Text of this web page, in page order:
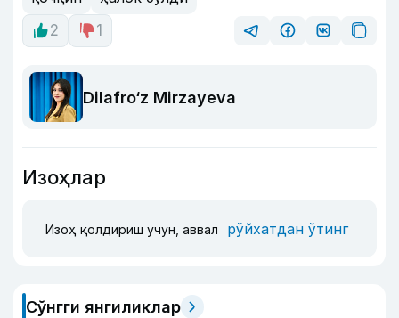
2
1
Dilafro‘z Mirzayeva
Изоҳлар
Изоҳ қолдириш учун, аввал рўйхатдан ўтинг
Сўнгги янгиликлар